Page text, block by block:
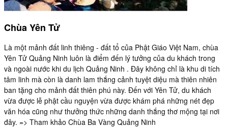
Chùa Yên Tử
Là một mảnh đất linh thiêng - đất tổ của Phật Giáo Việt Nam, chùa
Yên Tử Quảng Ninh luôn là điểm đến lý tưởng của du khách trong
và ngoài nước khi du lịch Quảng Ninh . Đây không chỉ là khu di tích
tâm linh mà còn là danh lam thắng cảnh tuyệt diệu mà thiên nhiên
ban tặng cho mảnh đất thiên phú này. Đến với Yên Tử, du khách
vừa được lễ phật cầu nguyện vừa được khám phá những nét đẹp
văn hóa cũng như thưởng thức những danh thắng thơ mộng tại nơi
đây. => Tham khảo Chùa Ba Vàng Quảng Ninh